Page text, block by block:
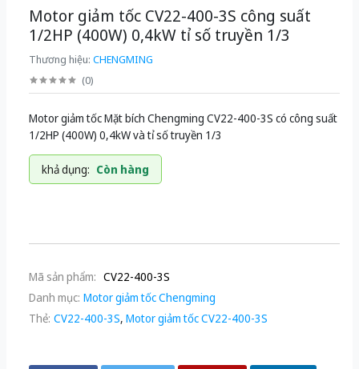
Motor giảm tốc CV22-400-3S công suất
1/2HP (400W) 0,4kW tỉ số truyền 1/3
Thương hiệu: CHENGMING
(0)
Motor giảm tốc Mặt bích Chengming CV22-400-3S có công suất
1/2HP (400W) 0,4kW và tỉ số truyền 1/3
khả dụng: Còn hàng
Mã sản phẩm: CV22-400-3S
Danh mục: Motor giảm tốc Chengming
Thẻ: CV22-400-3S, Motor giảm tốc CV22-400-3S